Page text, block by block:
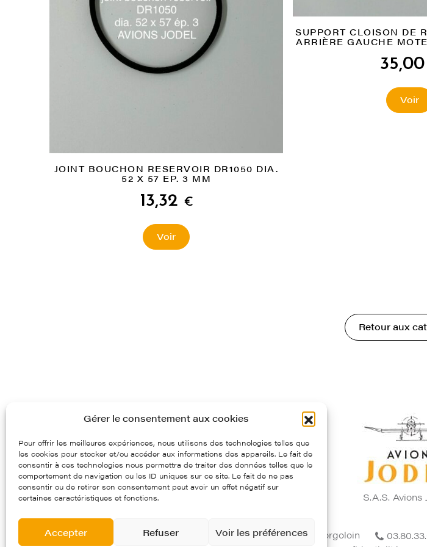
Gérer le consentement aux cookies
Pour offrir les meilleures expériences, nous utilisons des technologies telles que
les cookies pour stocker et/ou accéder aux informations des appareils. Le fait de
consentir à ces technologies nous permettra de traiter des données telles que le
comportement de navigation ou les ID uniques sur ce site. Le fait de ne pas
consentir ou de retirer son consentement peut avoir un effet négatif sur
certaines caractéristiques et fonctions.
Accepter Refuser Voir les préférences
JOINT BOUCHON RESERVOIR DR1050 DIA.
52 X 57 EP. 3 MM
13,32 €
Voir
SUPPORT CLOISON DE
ARRIÈRE GAUCHE
35,00
Voir
Retour aux
S.A.S. Avions
97, route départementale 974 - 21700 Corgoloin